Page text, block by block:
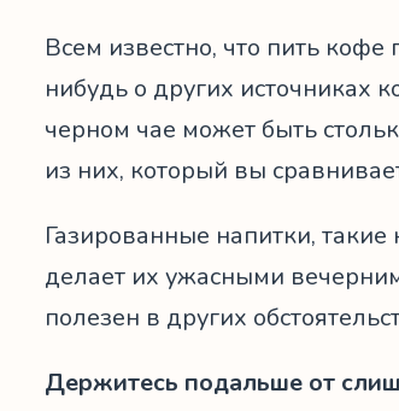
Всем известно, что пить
нибудь о других источниках
черном чае может быть
из них, который вы
Газированные напитки,
делает их ужасными
полезен в других
Держитесь подальше от